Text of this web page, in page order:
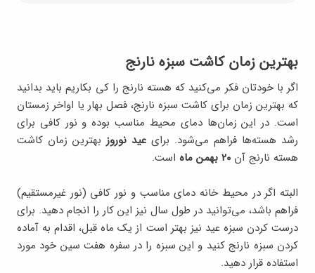
بهترین زمان کاشت سبزه نارنج
اگر با خودتان فکر می‌کنید که هسته نارنج را کی بکاریم باید بدانید
که بهترین زمان برای کاشت سبزه نارنج، فصل بهار یا اواخر زمستان
است. در این زمان‌ها دمای محیط مناسب بوده و نور کافی برای
رشد هسته‌ها فراهم می‌شود. برای عید نوروزبهترین زمان کاشت
هسته نارنج آن ۲۰ بهمن ماه است.
البته اگر در محیط خانه دمای مناسب و نور کافی (نور غیرمستقیم)
فراهم باشد، می‌توانید در طول سال نیز این کار را انجام دهید. برای
درست کردن سبزه عید نیز بهتر است از یک ماه قبل، اقدام به آماده
کردن سبزه نارنج کنید و این سبزه را در سفره هفت سین خود مورد
استفاده قرار دهید.